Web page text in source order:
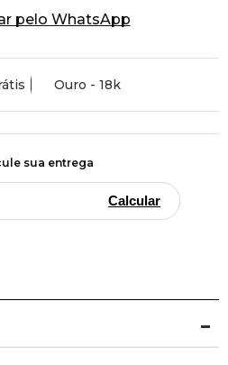
pelo WhatsApp
Ouro - 18k
sua entrega
Calcular